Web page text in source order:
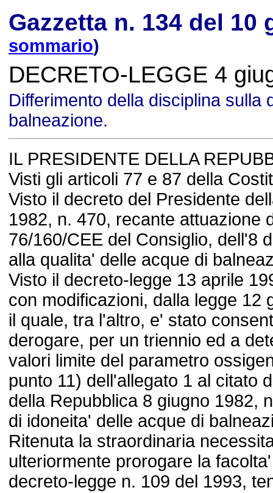
Gazzetta n. 134 del 10
sommario)
DECRETO-LEGGE 4
Differimento della disciplina sulla
balneazione.
IL PRESIDENTE DELLA
Visti gli articoli 77 e 87 della
Visto il decreto del Presidente
1982, n. 470, recante attuazione
76/160/CEE del Consiglio, dell'8
alla qualita' delle acque di
Visto il decreto-legge 13 aprile
con modificazioni, dalla legge 12
il quale, tra l'altro, e' stato
derogare, per un triennio ed a
valori limite del parametro
punto 11) dell'allegato 1 al citato
della Repubblica 8 giugno 1982,
di idoneita' delle acque di
Ritenuta la straordinaria
ulteriormente prorogare la
decreto-legge n. 109 del 1993,